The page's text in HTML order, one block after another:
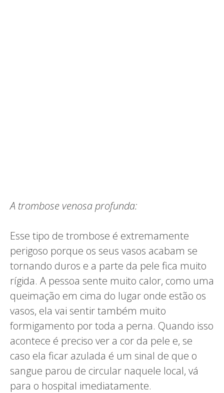
A trombose venosa profunda:
Esse tipo de trombose é extremamente
perigoso porque os seus vasos acabam se
tornando duros e a parte da pele fica muito
rígida. A pessoa sente muito calor, como uma
queimação em cima do lugar onde estão os
vasos, ela vai sentir também muito
formigamento por toda a perna. Quando isso
acontece é preciso ver a cor da pele e, se
caso ela ficar azulada é um sinal de que o
sangue parou de circular naquele local, vá
para o hospital imediatamente.